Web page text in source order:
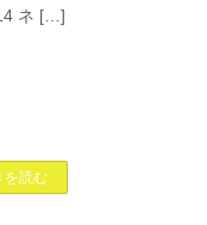
ネ […]
を読む